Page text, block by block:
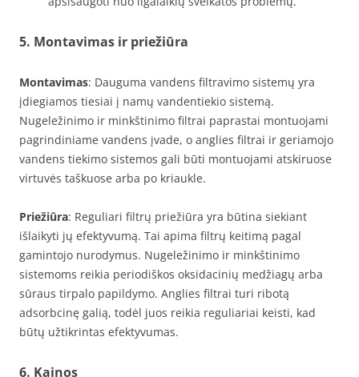
5. Montavimas ir priežiūra
Montavimas: Dauguma vandens filtravimo sistemų yra
įdiegiamos tiesiai į namų vandentiekio sistemą.
Nugeležinimo ir minkštinimo filtrai paprastai montuojami
pagrindiniame vandens įvade, o anglies filtrai ir geriamojo
vandens tiekimo sistemos gali būti montuojami atskiruose
virtuvės taškuose arba po kriaukle.
Priežiūra: Reguliari filtrų priežiūra yra būtina siekiant
išlaikyti jų efektyvumą. Tai apima filtrų keitimą pagal
gamintojo nurodymus. Nugeležinimo ir minkštinimo
sistemoms reikia periodiškos oksidacinių medžiagų arba
sūraus tirpalo papildymo. Anglies filtrai turi ribotą
adsorbcinę galią, todėl juos reikia reguliariai keisti, kad
būtų užtikrintas efektyvumas.
6. Kainos